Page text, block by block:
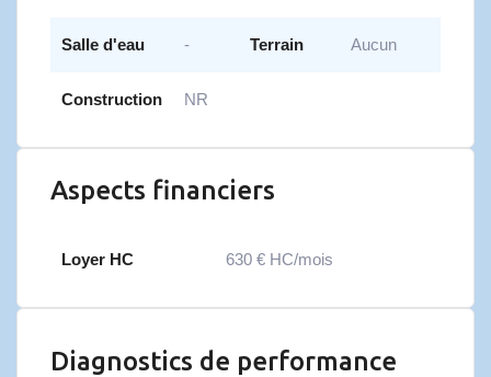
Salle d'eau - Terrain Aucun
Construction NR
Aspects financiers
Loyer HC 630 € HC/mois
Diagnostics de performance